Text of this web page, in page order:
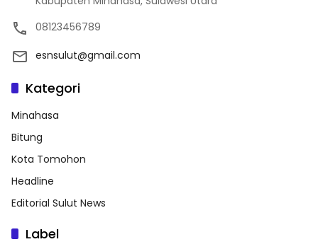
08123456789
esnsulut@gmail.com
Kategori
Minahasa
Bitung
Kota Tomohon
Headline
Editorial Sulut News
Label